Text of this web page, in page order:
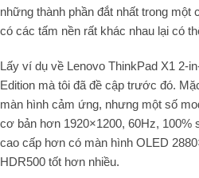
những thành phần đắt nhất trong một
có các tấm nền rất khác nhau lại có
Lấy ví dụ về Lenovo ThinkPad X1 2-
Edition mà tôi đã đề cập trước đó.
màn hình cảm ứng, nhưng một số
cơ bản hơn 1920×1200, 60Hz, 100%
cao cấp hơn có màn hình OLED
HDR500 tốt hơn nhiều.